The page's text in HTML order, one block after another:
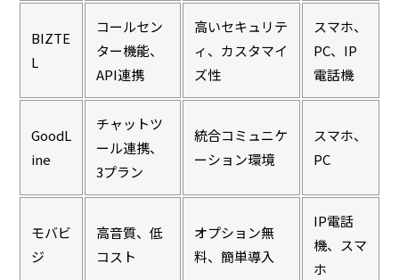
BIZTE
L
コールセン
ター機能、
API連携
高いセキュリテ
ィ、カスタマイ
ズ性
スマホ、
PC、IP
電話機
GoodL
ine
チャットツ
ール連携、
3プラン
統合コミュニケ
ーション環境
スマホ、
PC
モバビ
ジ
高音質、低
コスト
オプション無
料、簡単導入
IP電話
機、スマ
ホ